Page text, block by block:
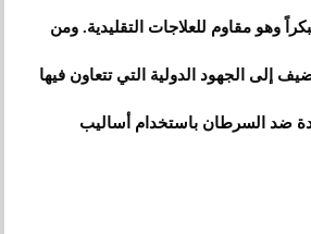
وهو مقاوم للعلاجات التقليدية. ومن
إلى الجهود الدولية التي تتعاون فيها
ضد السرطان باستخدام أساليب